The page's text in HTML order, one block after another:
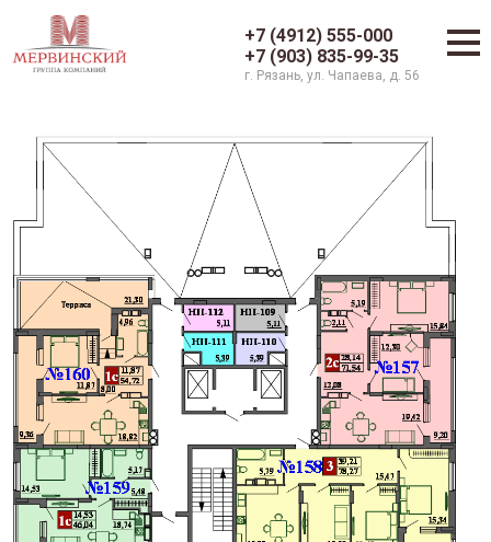
+7 (4912) 555-000
+7 (903) 835-99-35
г. Рязань, ул. Чапаева, д. 56